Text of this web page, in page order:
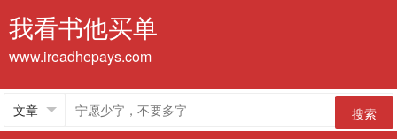
我看书他买单
www.ireadhepays.com
搜索